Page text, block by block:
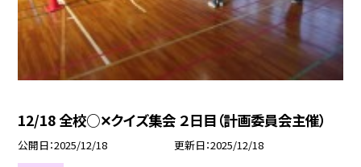
12/18 全校○✕クイズ集会 ２日目（計画委員会主催）
公開日 2025/12/18 更新日 2025/12/18